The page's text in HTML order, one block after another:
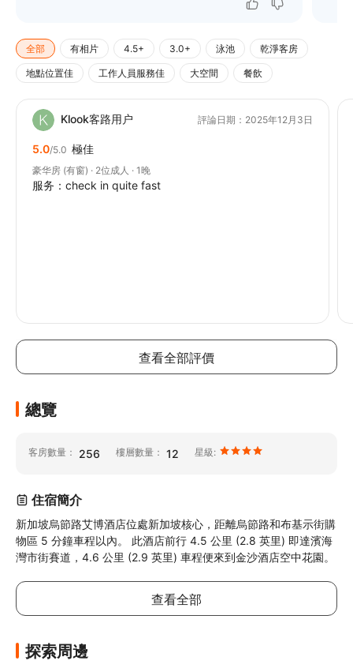
全部 有相片 4.5+ 3.0+ 泳池 乾淨客房
地點位置佳 工作人員服務佳 大空間 餐飲
Klook客路用户 評論日期：2025年12月3日
5.0/5.0 極佳
豪华房 (有窗) · 2位成人 · 1晚
服务：check in quite fast
查看全部評價
總覽
客房數量： 256 樓層數量： 12 星級:
住宿簡介
新加坡烏節路艾博酒店位處新加坡核心，距離烏節路和布基示街購
物區 5 分鐘車程以內。 此酒店前行 4.5 公里 (2.8 英里) 即達濱海
灣市街賽道，4.6 公里 (2.9 英里) 車程便來到金沙酒店空中花園。
查看全部
探索周邊